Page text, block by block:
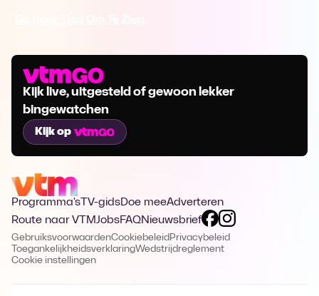
Kijk live, uitgesteld of gewoon lekker
bingewatchen
Kijk op
Programma's TV-gidsDoe meeAdverteren
Route naar VTMJobsFAQNieuwsbrief
GebruiksvoorwaardenCookiebeleid Privacybeleid
ToegankelijkheidsverklaringWedstrijdreglement
Cookie instellingen